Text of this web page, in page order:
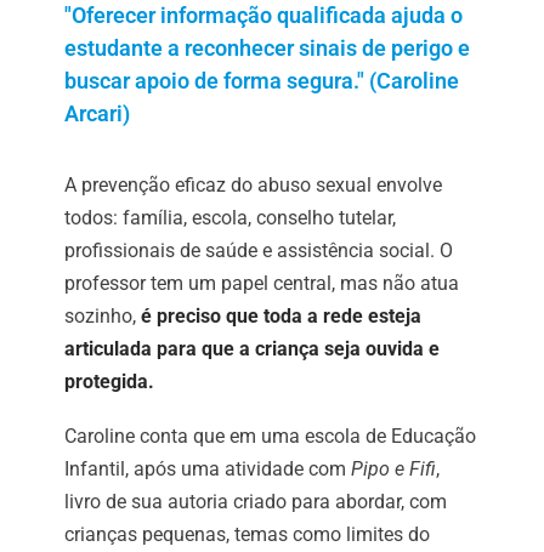
"Oferecer informação qualificada ajuda o
estudante a reconhecer sinais de perigo e
buscar apoio de forma segura." (Caroline
Arcari)
A prevenção eficaz do abuso sexual envolve
todos: família, escola, conselho tutelar,
profissionais de saúde e assistência social. O
professor tem um papel central, mas não atua
sozinho, é preciso que toda a rede esteja
articulada para que a criança seja ouvida e
protegida.
Caroline conta que em uma escola de Educação
Infantil, após uma atividade com Pipo e Fifi,
livro de sua autoria criado para abordar, com
crianças pequenas, temas como limites do